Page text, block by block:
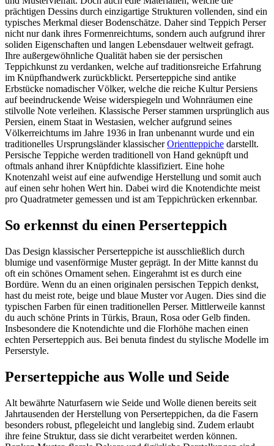
prächtigen Dessins durch einzigartige Strukturen vollenden, sind ein
typisches Merkmal dieser Bodenschätze. Daher sind Teppich Perser
nicht nur dank ihres Formenreichtums, sondern auch aufgrund ihrer
soliden Eigenschaften und langen Lebensdauer weltweit gefragt.
Ihre außergewöhnliche Qualität haben sie der persischen
Teppichkunst zu verdanken, welche auf traditionsreiche Erfahrung
im Knüpfhandwerk zurückblickt. Perserteppiche sind antike
Erbstücke nomadischer Völker, welche die reiche Kultur Persiens
auf beeindruckende Weise widerspiegeln und Wohnräumen eine
stilvolle Note verleihen. Klassische Perser stammen ursprünglich aus
Persien, einem Staat in Westasien, welcher aufgrund seines
Völkerreichtums im Jahre 1936 in Iran unbenannt wurde und ein
traditionelles Ursprungsländer klassischerOrientteppiche darstellt.
Persische Teppiche werden traditionell von Hand geknüpft und
oftmals anhand ihrer Knüpfdichte klassifiziert. Eine hohe
Knotenzahl weist auf eine aufwendige Herstellung und somit auch
auf einen sehr hohen Wert hin. Dabei wird die Knotendichte meist
pro Quadratmeter gemessen und ist am Teppichrücken erkennbar.
So erkennst du einen Perserteppich
Das Design klassischer Perserteppiche ist ausschließlich durch
blumige und vasenförmige Muster geprägt. In der Mitte kannst du
oft ein schönes Ornament sehen. Eingerahmt ist es durch eine
Bordüre. Wenn du an einen originalen persischen Teppich denkst,
hast du meist rote, beige und blaue Muster vor Augen. Dies sind die
typischen Farben für einen traditionellen Perser. Mittlerweile kannst
du auch schöne Prints in Türkis, Braun, Rosa oder Gelb finden.
Insbesondere die Knotendichte und die Florhöhe machen einen
echten Perserteppich aus. Bei benuta findest du stylische Modelle im
Perserstyle.
Perserteppiche aus Wolle und Seide
Alt bewährte Naturfasern wie Seide und Wolle dienen bereits seit
Jahrtausenden der Herstellung von Perserteppichen, da die Fasern
besonders robust, pflegeleicht und langlebig sind. Zudem erlaubt
ihre feine Struktur, dass sie dicht verarbeitet werden können.